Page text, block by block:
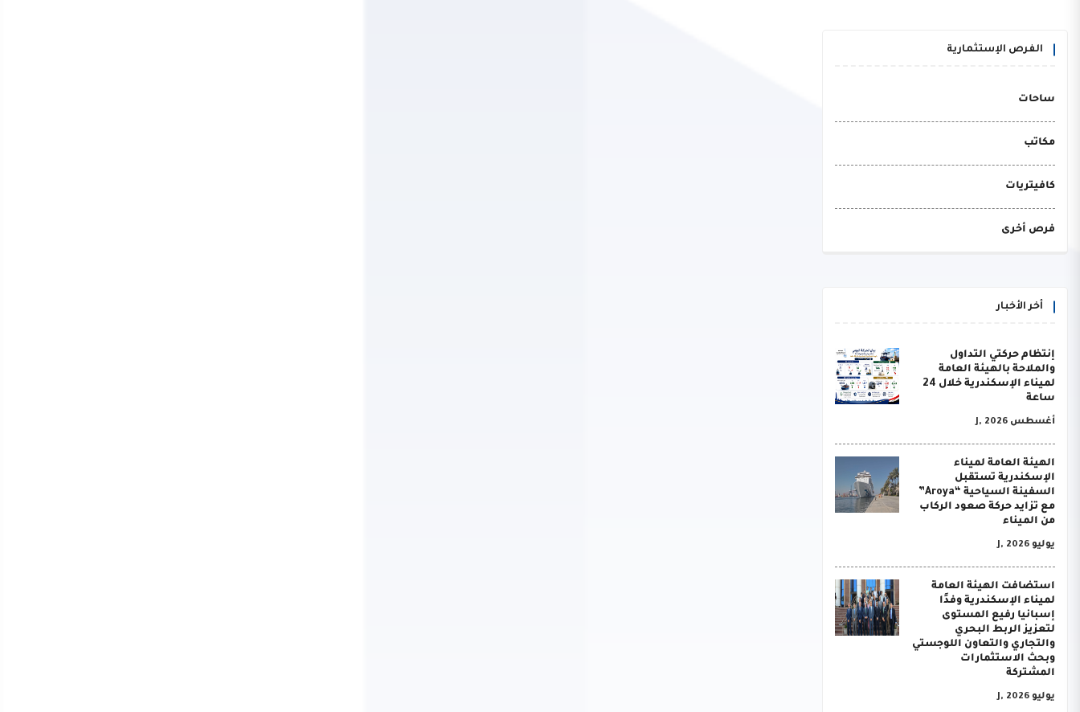
الفرص الإستثمارية
ساحات
مكاتب
كافيتريات
فرص أخرى
أخر الأخبار
إنتظام حركتي التداول
والملاحة بالهيئة العامة
لميناء الإسكندرية خلال 24
ساعة
أغسطس J, 2026
الهيئة العامة لميناء
الإسكندرية تستقبل
السفينة السياحية “Aroya”
مع تزايد حركة صعود الركاب
من الميناء
يوليو J, 2026
استضافت الهيئة العامة
لميناء الإسكندرية وفدًا
إسبانيا رفيع المستوى
لتعزيز الربط البحري
والتجاري والتعاون اللوجستي
وبحث الاستثمارات
المشتركة
يوليو J, 2026